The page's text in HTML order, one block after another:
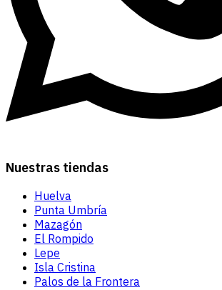
Nuestras tiendas
Huelva
Punta Umbría
Mazagón
El Rompido
Lepe
Isla Cristina
Palos de la Frontera